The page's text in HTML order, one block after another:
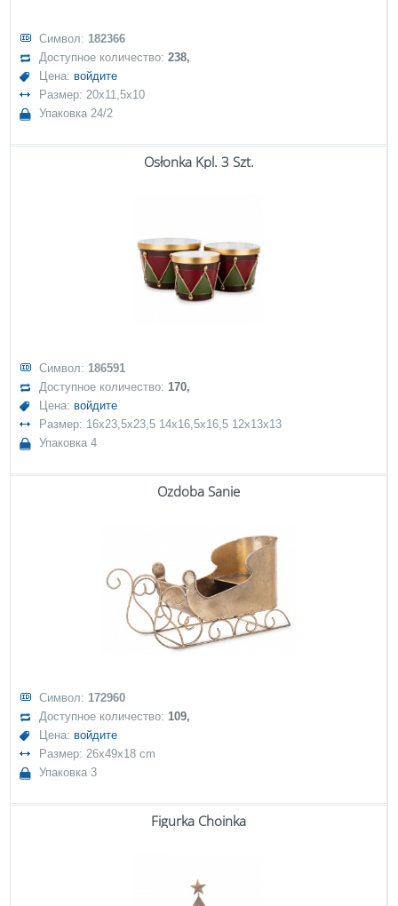
Символ: 182366
Доступное количество:238,
Цена: войдите
Размер: 20x11,5x10
Упаковка 24/2
Osłonka Kpl. 3 Szt.
Символ: 186591
Доступное количество:170,
Цена: войдите
Размер: 16x23,5x23,5 14x16,5x16,5 12x13x13
Упаковка 4
Ozdoba Sanie
Символ: 172960
Доступное количество:109,
Цена: войдите
Размер: 26x49x18 cm
Упаковка 3
Figurka Choinka